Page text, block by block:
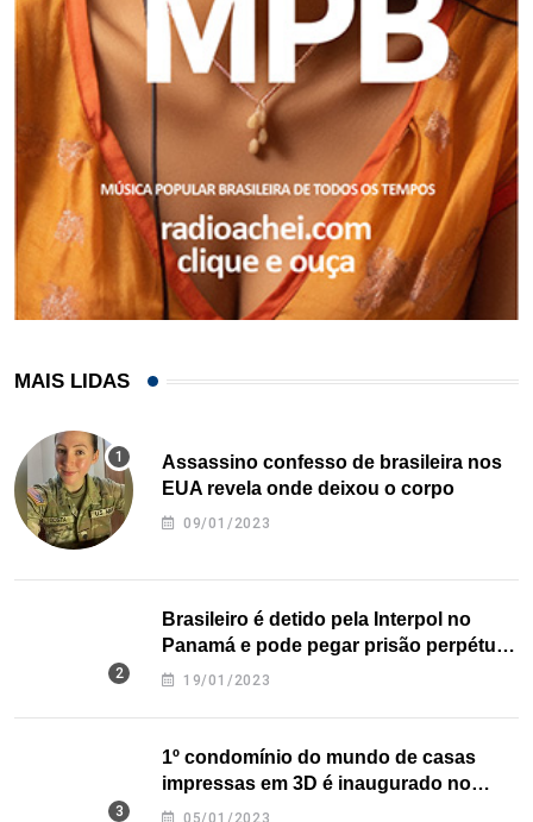
MAIS LIDAS
Assassino confesso de brasileira nos
EUA revela onde deixou o corpo
09/01/2023
Brasileiro é detido pela Interpol no
Panamá e pode pegar prisão perpétua
nos EUA
19/01/2023
1º condomínio do mundo de casas
impressas em 3D é inaugurado no
Texas